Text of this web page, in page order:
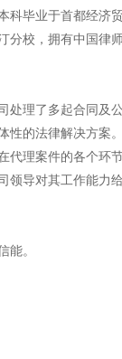
科毕业于首都经济
分校，拥有中国律师
处理了多起合同及
性的法律解决方案
代理案件的各个环
领导对其工作能力
能。